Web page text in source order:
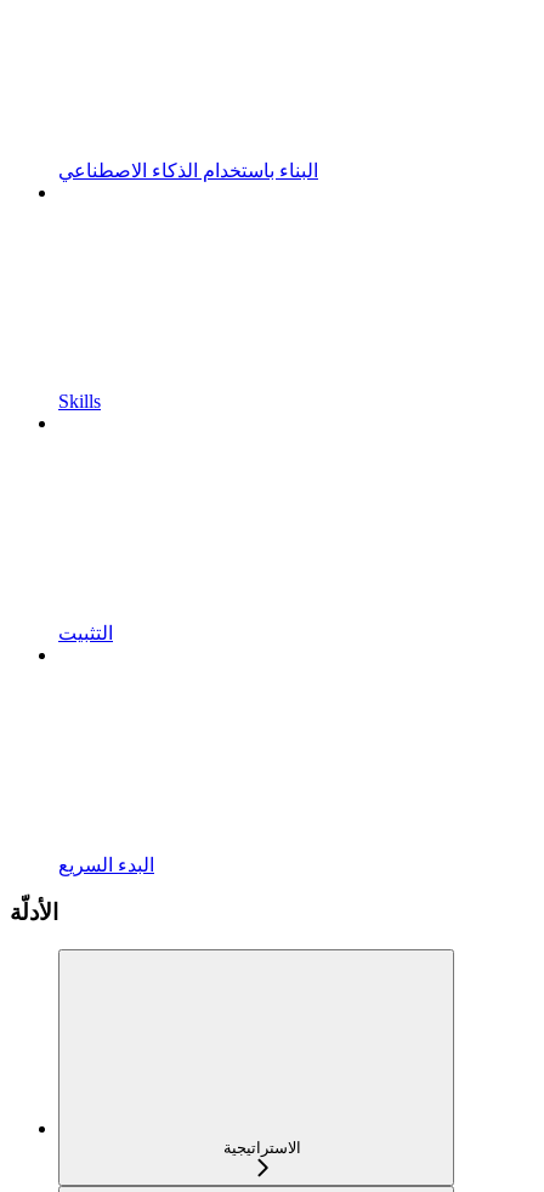
البناء باستخدام الذكاء الاصطناعي
Skills
التثبيت
البدء السريع
الأدلّة
الاستراتيجية